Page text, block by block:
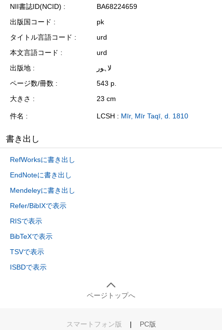
NII書誌ID(NCID)
BA68224659
出版国コード
pk
タイトル言語コード
urd
本文言語コード
urd
出版地
لاہور
ページ数/冊数
543 p.
大きさ
23 cm
件名 LCSH : Mīr, Mīr Taqī, d. 1810
書き出し
RefWorksに書き出し
EndNoteに書き出し
Mendeleyに書き出し
Refer/BibIXで表示
RISで表示
BibTeXで表示
TSVで表示
ISBDで表示
ページトップへ
スマートフォン版 | PC版